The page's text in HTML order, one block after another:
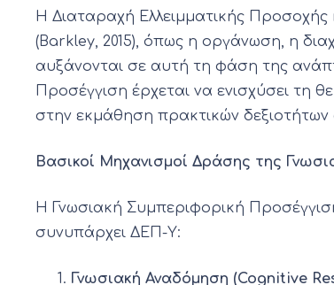
Η Διαταραχή Ελλειμματικής Προσοχής
(Barkley, 2015), όπως η οργάνωση, η
αυξάνονται σε αυτή τη φάση της
Προσέγγιση έρχεται να ενισχύσει
στην εκμάθηση πρακτικών
Βασικοί Μηχανισμοί Δράσης της
Η Γνωσιακή Συμπεριφορική
συνυπάρχει ΔΕΠ-Υ:
Γνωσιακή Αναδόμηση (Cognitive